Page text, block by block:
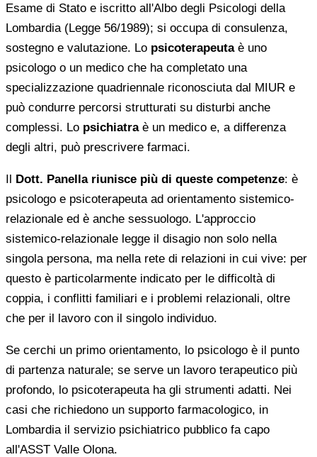
Esame di Stato e iscritto all'Albo degli Psicologi della
Lombardia (Legge 56/1989); si occupa di consulenza,
sostegno e valutazione. Lo psicoterapeutaè uno
psicologo o un medico che ha completato una
specializzazione quadriennale riconosciuta dal MIUR e
può condurre percorsi strutturati su disturbi anche
complessi. Lo psichiatraè un medico e, a differenza
degli altri, può prescrivere farmaci.
Il Dott. Panella riunisce più di queste competenze: è
psicologo e psicoterapeuta ad orientamento sistemico-
relazionale ed è anche sessuologo. L'approccio
sistemico-relazionale legge il disagio non solo nella
singola persona, ma nella rete di relazioni in cui vive: per
questo è particolarmente indicato per le difficoltà di
coppia, i conflitti familiari e i problemi relazionali, oltre
che per il lavoro con il singolo individuo.
Se cerchi un primo orientamento, lo psicologo è il punto
di partenza naturale; se serve un lavoro terapeutico più
profondo, lo psicoterapeuta ha gli strumenti adatti. Nei
casi che richiedono un supporto farmacologico, in
Lombardia il servizio psichiatrico pubblico fa capo
all'ASST Valle Olona.